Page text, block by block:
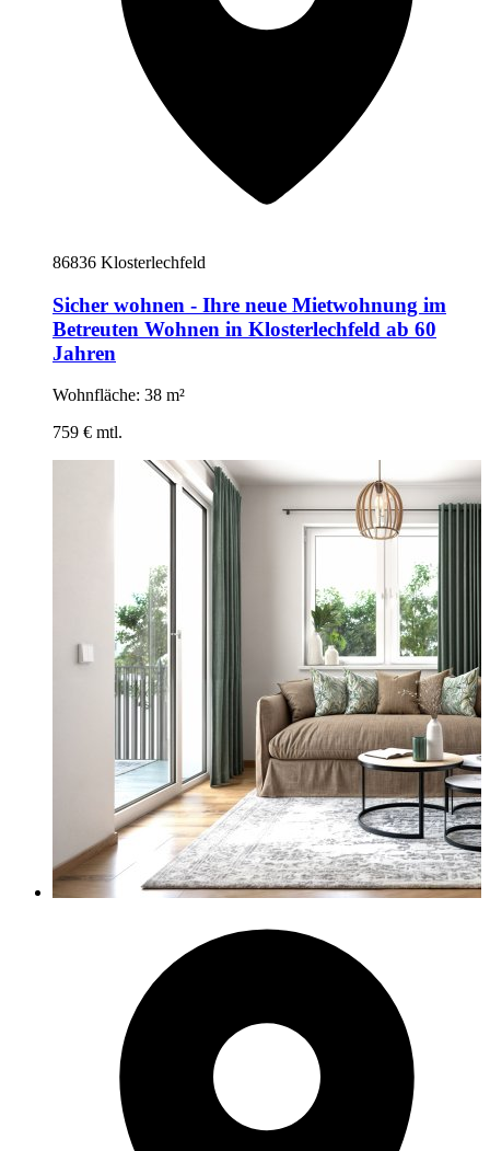
86836 Klosterlechfeld
Sicher wohnen - Ihre neue Mietwohnung im
Betreuten Wohnen in Klosterlechfeld ab 60
Jahren
Wohnfläche: 38 m²
759 € mtl.